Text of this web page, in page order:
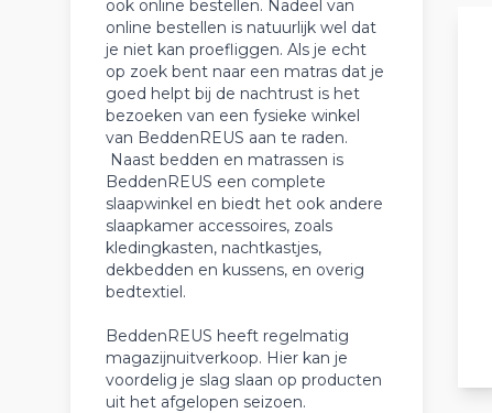
ook online bestellen. Nadeel van
online bestellen is natuurlijk wel dat
je niet kan proefliggen. Als je echt
op zoek bent naar een matras dat je
goed helpt bij de nachtrust is het
bezoeken van een fysieke winkel
van BeddenREUS aan te raden.
Naast bedden en matrassen is
BeddenREUS een complete
slaapwinkel en biedt het ook andere
slaapkamer accessoires, zoals
kledingkasten, nachtkastjes,
dekbedden en kussens, en overig
bedtextiel.
BeddenREUS heeft regelmatig
magazijnuitverkoop. Hier kan je
voordelig je slag slaan op producten
uit het afgelopen seizoen.